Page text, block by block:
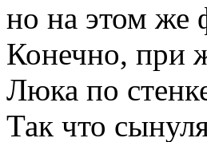
но на этом же
Конечно, при
Люка по
Так что